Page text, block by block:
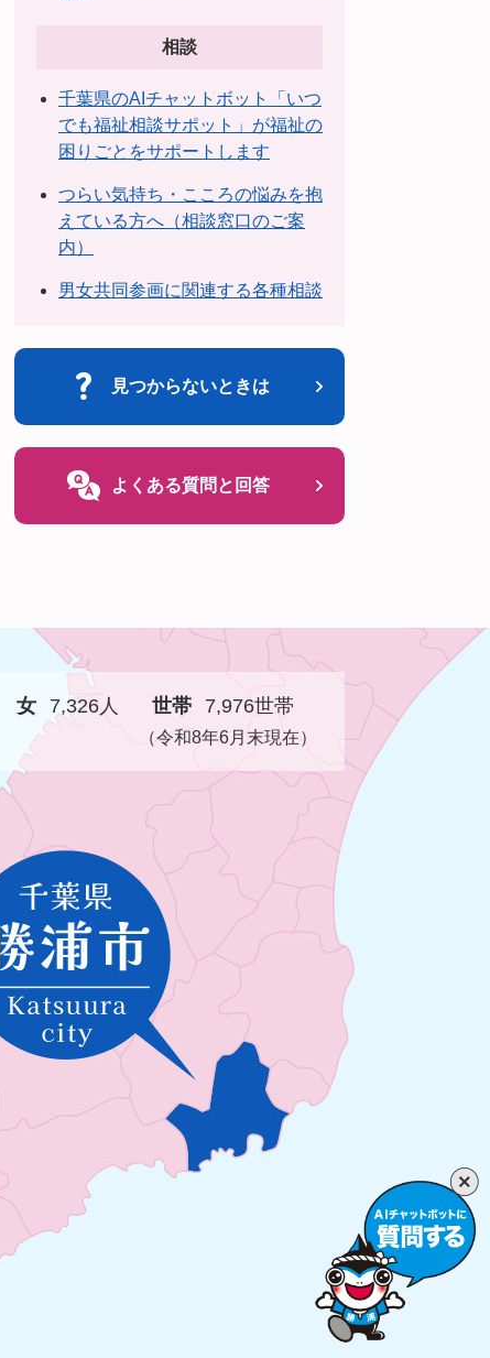
相談
千葉県のAIチャットボット「いつ
でも福祉相談サポット」が福祉の
困りごとをサポートします
つらい気持ち・こころの悩みを抱
えている方へ（相談窓口のご案
内）
男女共同参画に関連する各種相談
見つからないときは
よくある質問と回答
女 7,326人 世帯 7,976世帯
（令和8年6月末現在）